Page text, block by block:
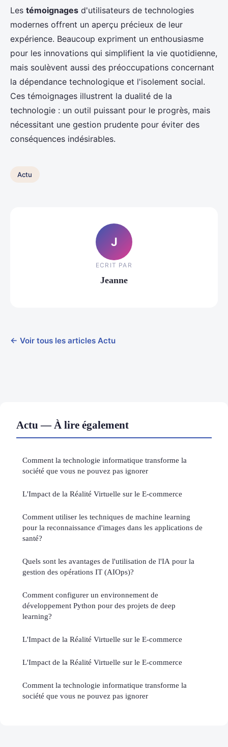
Les témoignages d'utilisateurs de technologies
modernes offrent un aperçu précieux de leur
expérience. Beaucoup expriment un enthousiasme
pour les innovations qui simplifient la vie quotidienne,
mais soulèvent aussi des préoccupations concernant
la dépendance technologique et l'isolement social.
Ces témoignages illustrent la dualité de la
technologie : un outil puissant pour le progrès, mais
nécessitant une gestion prudente pour éviter des
conséquences indésirables.
Actu
J
ECRIT PAR
Jeanne
← Voir tous les articles Actu
Actu — À lire également
Comment la technologie informatique transforme la
société que vous ne pouvez pas ignorer
L'Impact de la Réalité Virtuelle sur le E-commerce
Comment utiliser les techniques de machine learning
pour la reconnaissance d'images dans les applications de
santé?
Quels sont les avantages de l'utilisation de l'IA pour la
gestion des opérations IT (AIOps)?
Comment configurer un environnement de
développement Python pour des projets de deep
learning?
L'Impact de la Réalité Virtuelle sur le E-commerce
L'Impact de la Réalité Virtuelle sur le E-commerce
Comment la technologie informatique transforme la
société que vous ne pouvez pas ignorer